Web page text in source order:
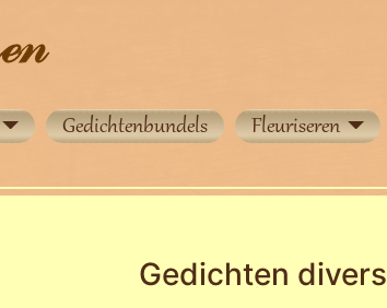
Gedichtenbundels Fleuriseren
Gedichten divers